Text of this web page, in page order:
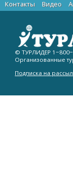
Контакты
Видео
© ТУРЛИДЕР
Организованные
Подписка на